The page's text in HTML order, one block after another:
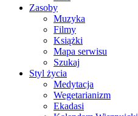
Zasoby
Muzyka
Filmy
Książki
Mapa serwisu
Szukaj
Styl życia
Medytacja
Wegetarianizm
Ekadasi